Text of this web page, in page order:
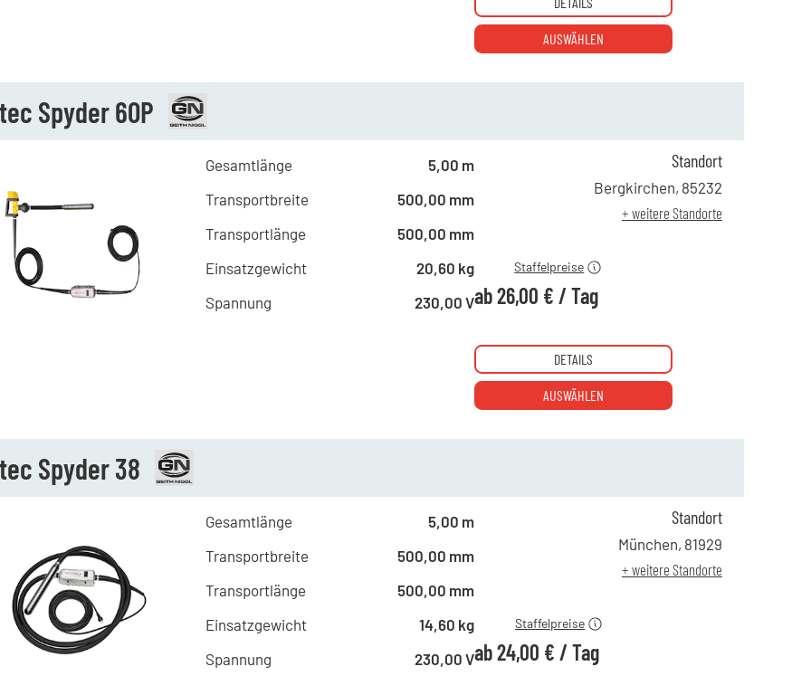
AUSWÄHLEN
Spyder 60P
Gesamtlänge
5,00 m
Transportbreite
500,00 mm
Transportlänge
500,00 mm
Einsatzgewicht
20,60 kg
Spannung
230,00 V
ab 4 Tagen
ab 10 Tagen
Staffelpreise
ab26,00 € /Tag
Standort
Bergkirchen, 85232
+ weitere Standorte
DETAILS
AUSWÄHLEN
Spyder 38
Gesamtlänge
5,00 m
Transportbreite
500,00 mm
Transportlänge
500,00 mm
Einsatzgewicht
14,60 kg
Spannung
230,00 V
ab 4 Tagen
ab 10 Tagen
Staffelpreise
ab24,00 € /Tag
Standort
München, 81929
+ weitere Standorte